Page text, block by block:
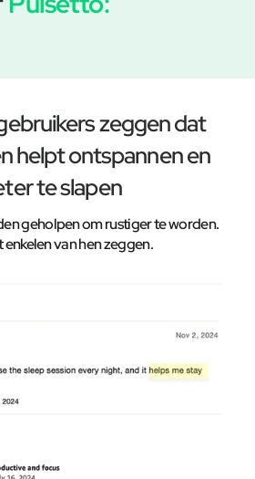
zeggen dat
helpt ontspannen en
te slapen
geholpen om rustiger te worden.
enkelen van hen zeggen.